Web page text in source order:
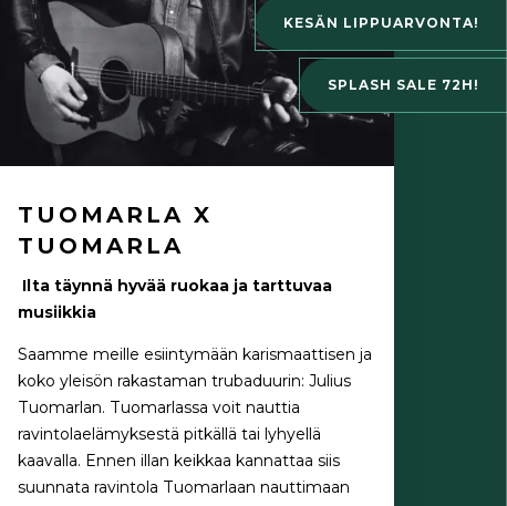
KESÄN LIPPUARVONTA!
SPLASH SALE 72H!
TUOMARLA X
TUOMARLA
Ilta täynnä hyvää ruokaa ja tarttuvaa
musiikkia
Saamme meille esiintymään karismaattisen ja
koko yleisön rakastaman trubaduurin: Julius
Tuomarlan. Tuomarlassa voit nauttia
ravintolaelämyksestä pitkällä tai lyhyellä
kaavalla. Ennen illan keikkaa kannattaa siis
suunnata ravintola Tuomarlaan nauttimaan